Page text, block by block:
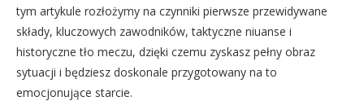
tym artykule rozłożymy na czynniki pierwsze przewidywane
składy, kluczowych zawodników, taktyczne niuanse i
historyczne tło meczu, dzięki czemu zyskasz pełny obraz
sytuacji i będziesz doskonale przygotowany na to
emocjonujące starcie.